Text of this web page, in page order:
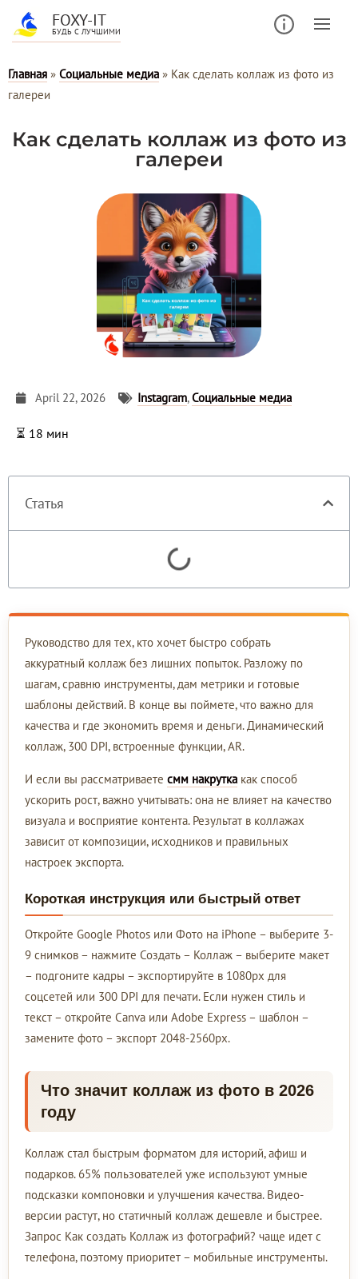
FOXY-IT
БУДЬ С ЛУЧШИМИ
Главная » Социальные медиа » Как сделать коллаж из фото из
галереи
Как сделать коллаж из фото из
галереи
April 22, 2026 Instagram,Социальные медиа
⏳ 18 мин
Статья
Руководство для тех, кто хочет быстро собрать
аккуратный коллаж без лишних попыток. Разложу по
шагам, сравню инструменты, дам метрики и готовые
шаблоны действий. В конце вы поймете, что важно для
качества и где экономить время и деньги. Динамический
коллаж, 300 DPI, встроенные функции, AR.
И если вы рассматриваете смм накрутка как способ
ускорить рост, важно учитывать: она не влияет на качество
визуала и восприятие контента. Результат в коллажах
зависит от композиции, исходников и правильных
настроек экспорта.
Короткая инструкция или быстрый ответ
Откройте Google Photos или Фото на iPhone – выберите 3-
9 снимков – нажмите Создать – Коллаж – выберите макет
– подгоните кадры – экспортируйте в 1080px для
соцсетей или 300 DPI для печати. Если нужен стиль и
текст – откройте Canva или Adobe Express – шаблон –
замените фото – экспорт 2048-2560px.
Что значит коллаж из фото в 2026
году
Коллаж стал быстрым форматом для историй, афиш и
подарков. 65% пользователей уже используют умные
подсказки компоновки и улучшения качества. Видео-
версии растут, но статичный коллаж дешевле и быстрее.
Запрос Как создать Коллаж из фотографий? чаще идет с
телефона, поэтому приоритет – мобильные инструменты.